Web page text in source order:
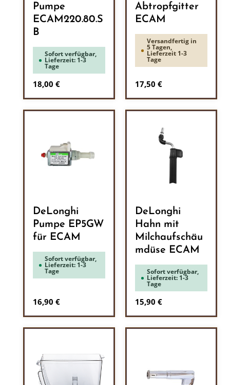
Pumpe
ECAM220.80.S
B
Sofort verfügbar,
Lieferzeit: 1-3
Tage
Regulärer Preis:
18,00 €
Abtropfgitter
ECAM
Versandfertig in
5 Tagen,
Lieferzeit 1-3
Tage
Regulärer Preis:
17,50 €
DeLonghi
Pumpe EP5GW
für ECAM
Sofort verfügbar,
Lieferzeit: 1-3
Tage
Regulärer Preis:
16,90 €
DeLonghi
Hahn mit
Milchaufschäu
mdüse ECAM
Sofort verfügbar,
Lieferzeit: 1-3
Tage
Regulärer Preis:
15,90 €